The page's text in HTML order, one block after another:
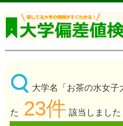
大学名「お茶の水女子
た 23件 該当しました